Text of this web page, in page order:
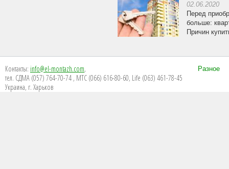
02.06.2020
Перед
больше:
Причин
Контакты: info@el-montazh.com,
тел. СДМА (057) 764-70-74 , МТС (066) 616-80-60, Life (063) 461-78-45
Украина, г. Харьков
Разное